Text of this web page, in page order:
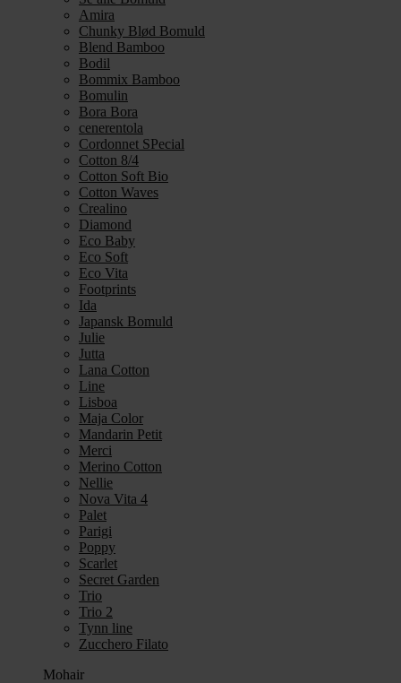
Amira
Chunky Blød Bomuld
Blend Bamboo
Bodil
Bommix Bamboo
Bomulin
Bora Bora
cenerentola
Cordonnet SPecial
Cotton 8/4
Cotton Soft Bio
Cotton Waves
Crealino
Diamond
Eco Baby
Eco Soft
Eco Vita
Footprints
Ida
Japansk Bomuld
Julie
Jutta
Lana Cotton
Line
Lisboa
Maja Color
Mandarin Petit
Merci
Merino Cotton
Nellie
Nova Vita 4
Palet
Parigi
Poppy
Scarlet
Secret Garden
Trio
Trio 2
Tynn line
Zucchero Filato
Mohair